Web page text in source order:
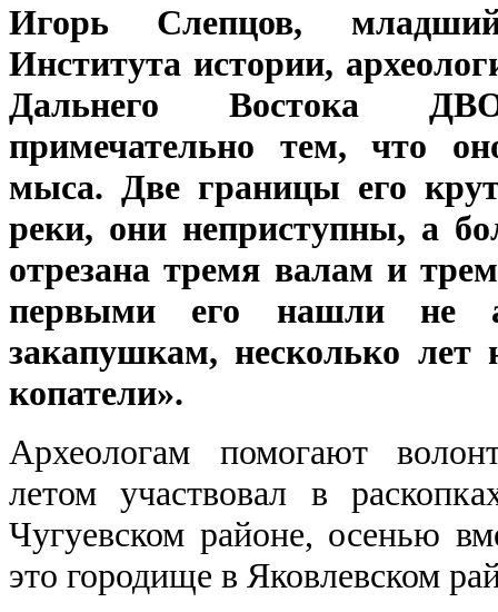
Игорь Слепцов,
Института истории,
Дальнего Востока
примечательно тем, что
мыса. Две границы его
реки, они неприступны, а
отрезана тремя валам и
первыми его нашли не
закапушкам, несколько
копатели».
Археологам помогают
летом участвовал в
Чугуевском районе, осенью
это городище в Яковлевском